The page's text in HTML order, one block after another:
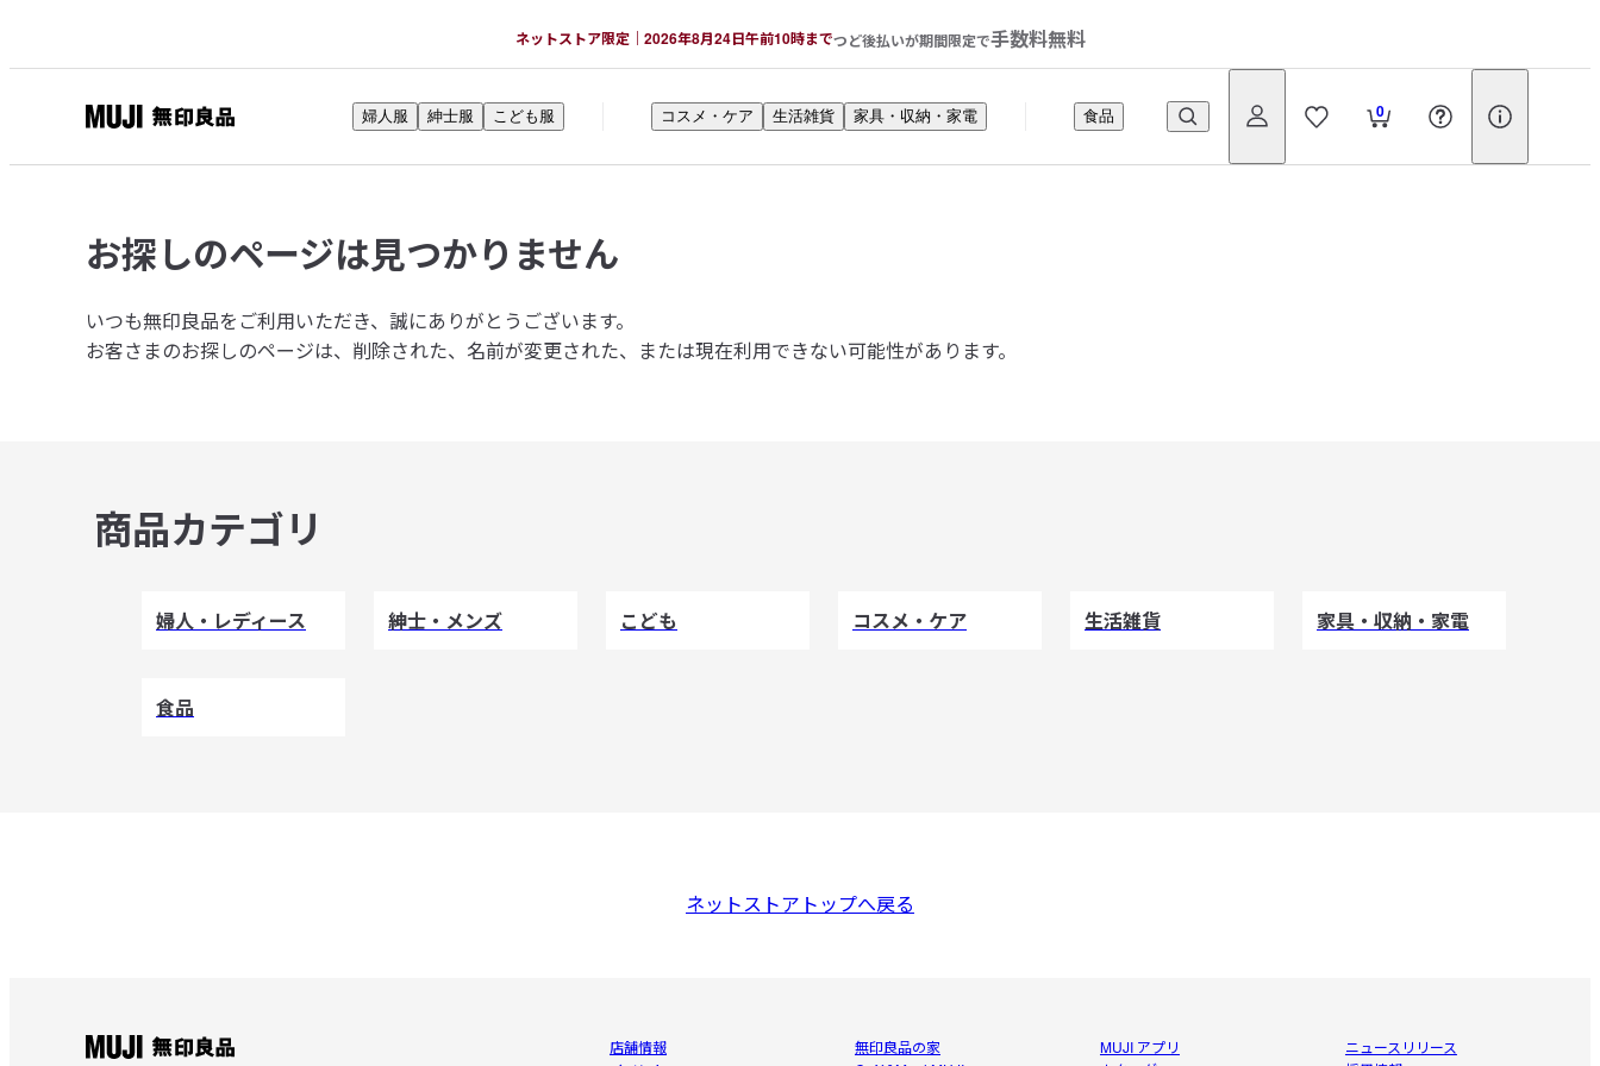
ネットストア限定｜2026年8月24日午前10時までつど後払いが期間限定で手数料無料
印
品
ネ
ト
ス
0
婦人服 紳士服 こども服 コスメ・ケア 生活雑貨 家具・収納・家電 食品
お探しのページは見つかりません
いつも無印良品をご利用いただき、誠にありがとうございます。
お客さまのお探しのページは、削除された、名前が変更された、または現在利用できない可能性があります。
商品カテゴリ
婦人・レディース 紳士・メンズ こども コスメ・ケア 生活雑貨 家具・収納・家電
食品
ネットストアトップへ戻る
店舗情報
無印良品の家
MUJI アプリ
ニュースリリース